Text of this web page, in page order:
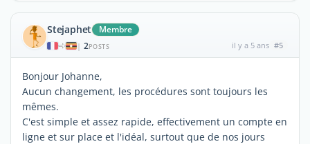
Stejaphet Membre
| 2POSTS il y a 5 ans #5
Bonjour Johanne,
Aucun changement, les procédures sont toujours les
mêmes.
C'est simple et assez rapide, effectivement un compte en
ligne et sur place et l'idéal, surtout que de nos jours